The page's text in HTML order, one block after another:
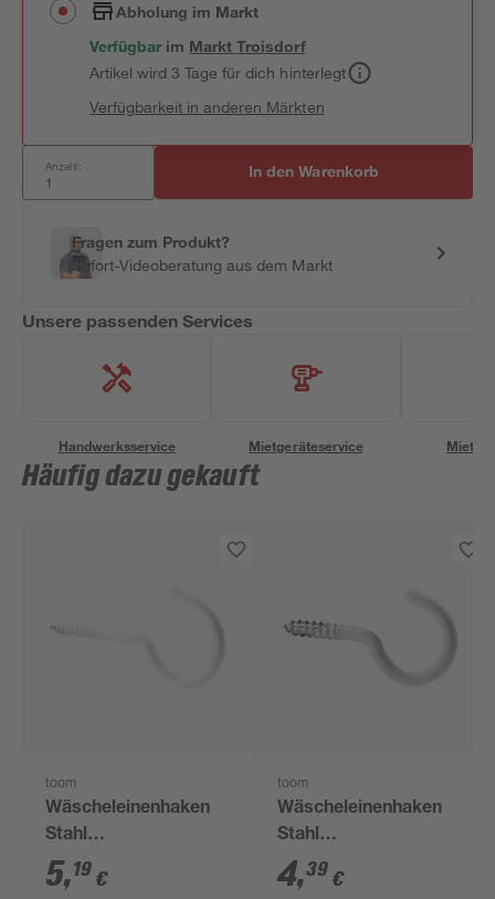
Abholung im Markt
Verfügbar im MarktTroisdorf
Artikel wird 3 Tage für dich hinterlegt
Verfügbarkeit in anderen Märkten
Anzahl: In den Warenkorb
Fragen zum Produkt?
Sofort-Videoberatung aus dem Markt
Unsere passenden Services
Handwerksservice Mietgeräteservice
Häufig dazu gekauft
toom
Wäscheleinenhaken
Stahl
kunststoffbeschichtet
5,2 x 80 mm 4 Stück
5,19 €
toom
Wäscheleinenhaken
Stahl
kunststoffbeschichtet
4,8 x 65 mm 4 Stück
4,39 €